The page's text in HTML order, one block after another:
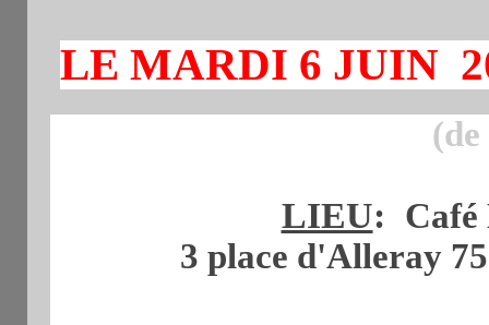
LE MARDI 6 JUIN
LIEU: Café
3 place d'Alleray